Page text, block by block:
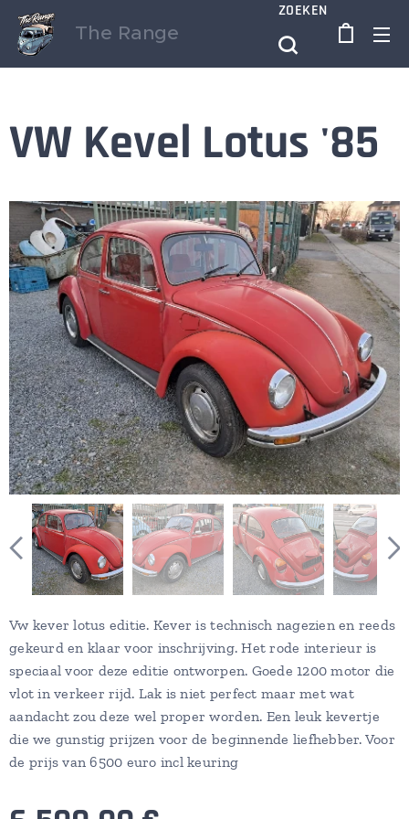
The Range
ZOEKEN
VW Kevel Lotus '85
Vw kever lotus editie. Kever is technisch nagezien en reeds
gekeurd en klaar voor inschrijving. Het rode interieur is
speciaal voor deze editie ontworpen. Goede 1200 motor die
vlot in verkeer rijd. Lak is niet perfect maar met wat
aandacht zou deze wel proper worden. Een leuk kevertje
die we gunstig prijzen voor de beginnende liefhebber. Voor
de prijs van 6500 euro incl keuring